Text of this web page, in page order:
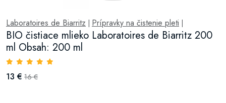
Laboratoires de Biarritz Prípravky na čistenie pleti
BIO čistiace mlieko Laboratoires de Biarritz 200
ml Obsah: 200 ml
13 € 16 €